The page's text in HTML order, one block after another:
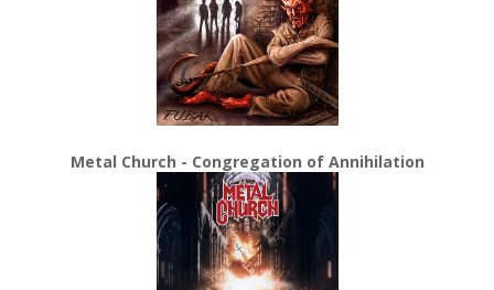
Metal Church - Congregation of Annihilation